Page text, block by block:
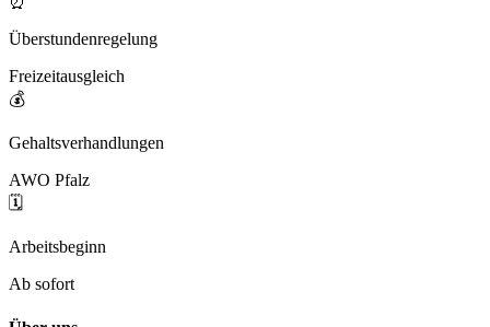
Überstundenregelung
Freizeitausgleich
💰
Gehaltsverhandlungen
AWO Pfalz
🗓️
Arbeitsbeginn
Ab sofort